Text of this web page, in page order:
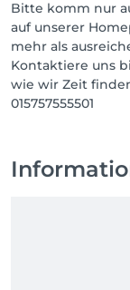
Bitte komm nur
auf unserer
mehr als
Kontaktiere uns
wie wir Zeit
015757555501